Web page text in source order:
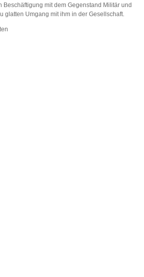
Beschäftigung mit dem Gegenstand Militär und
glatten Umgang mit ihm in der Gesellschaft.